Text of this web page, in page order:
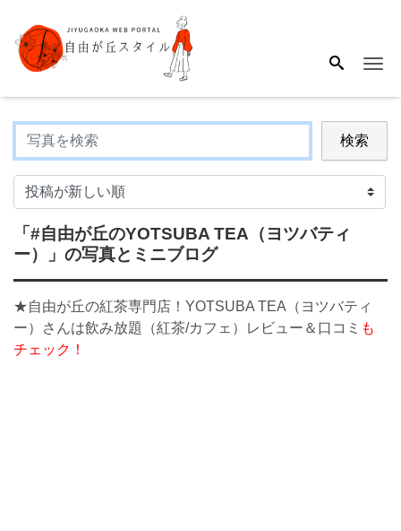
検索
「#自由が丘のYOTSUBA TEA（ヨツバティ
ー）」 の写真とミニブログ
★自由が丘の紅茶専門店！YOTSUBA TEA（ヨツバティ
ー）さんは飲み放題（紅茶/カフェ）レビュー＆口コミ も
チェック！